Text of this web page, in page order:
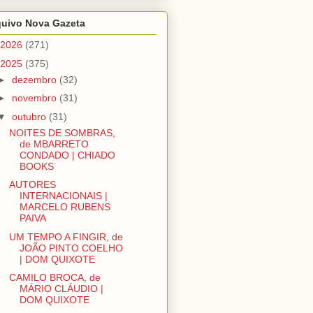
Nova Gazeta
2026 (271)
2025 (375)
dezembro (32)
novembro (31)
outubro (31)
NOITES DE SOMBRAS,
de MBARRETO
CONDADO | CHIADO
BOOKS
AUTORES
INTERNACIONAIS |
MARCELO RUBENS
PAIVA
UM TEMPO A FINGIR, de
JOÃO PINTO COELHO
| DOM QUIXOTE
CAMILO BROCA, de
MÁRIO CLÁUDIO |
DOM QUIXOTE